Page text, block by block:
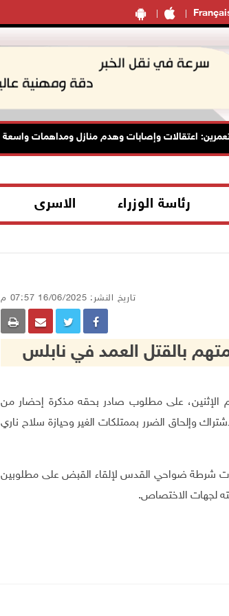
اعتقالات وإصابات وهدم منازل ومداهمات واسعة
رئاسة الوزراء الاسرى
تاريخ النشر: 16/06/2025 07:57 م
بالقتل العمد في نابلس
اليوم الإثنين، على مطلوب صادر بحقه مذكرة إحضار من
وإلحاق الضرر بممتلكات الغير وحيازة سلاح ناري
شرطة ضواحي القدس لإلقاء القبض على مطلوبين
لجهات الاختصاص.